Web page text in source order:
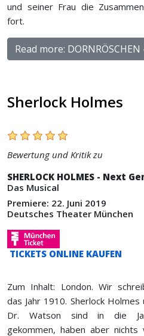
und seiner Frau die
fort.
Read more:
Sherlock Holmes
Bewertung und Kritik zu
SHERLOCK HOLMES - Next
Das Musical
Premiere: 22. Juni 2019
Deutsches Theater München
TICKETS ONLINE KAUFEN
Zum Inhalt: London. Wir
das Jahr 1910. Sherlock Holmes
Dr. Watson sind in die
gekommen, haben aber nichts